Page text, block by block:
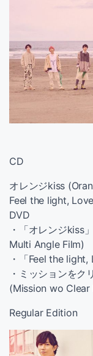
CD
オレンジkiss
Feel the light,
DVD
・「オレンジkiss
Multi Angle Film)
・「Feel the
・ミッションをク
(Mission wo Clear
Regular Edition